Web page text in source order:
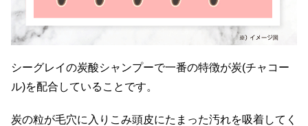
シーグレイの炭酸シャンプーで一番の特徴が炭(チャコー
ル)を配合していることです。
炭の粒が毛穴に入りこみ頭皮にたまった汚れを吸着してく